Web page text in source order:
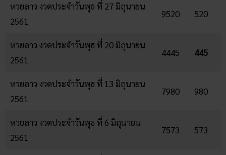
หวยลาว งวดประจำวันพุธ ที่ 27 มิถุนายน
2561
9520 520
หวยลาว งวดประจำวันพุธ ที่ 20 มิถุนายน
2561
4445 445
หวยลาว งวดประจำวันพุธ ที่ 13 มิถุนายน
2561
7980 980
หวยลาว งวดประจำวันพุธ ที่ 6 มิถุนายน
2561
7573 573